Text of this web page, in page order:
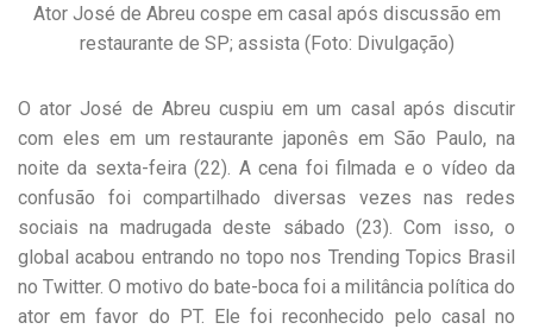
Ator José de Abreu cospe em casal após discussão em
restaurante de SP; assista (Foto: Divulgação)
O ator José de Abreu cuspiu em um casal após discutir
com eles em um restaurante japonês em São Paulo, na
noite da sexta-feira (22). A cena foi filmada e o vídeo da
confusão foi compartilhado diversas vezes nas redes
sociais na madrugada deste sábado (23). Com isso, o
global acabou entrando no topo nos Trending Topics Brasil
no Twitter. O motivo do bate-boca foi a militância política do
ator em favor do PT. Ele foi reconhecido pelo casal no